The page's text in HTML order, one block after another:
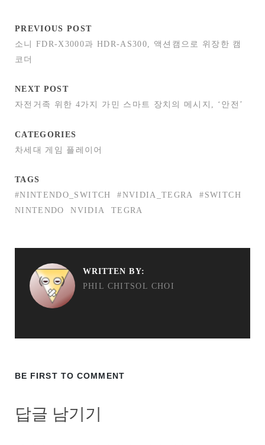
PREVIOUS POST
소니 FDR-X3000과 HDR-AS300, 액션캠으로 위장한 캠
코더
NEXT POST
자전거족 위한 4가지 가민 스마트 장치의 메시지, ‘안전’
CATEGORIES
차세대 게임 플레이어
TAGS
#NINTENDO_SWITCH
#NVIDIA_TEGRA
#SWITCH
NINTENDO
NVIDIA TEGRA
WRITTEN BY:
PHIL CHITSOL CHOI
BE FIRST TO COMMENT
답글 남기기